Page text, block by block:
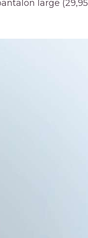
large (29,95